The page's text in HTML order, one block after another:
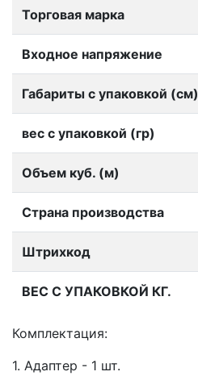
Торговая марка
Входное напряжение
Габариты с упаковкой (см)
вес с упаковкой (гр)
Объем куб. (м)
Страна производства
Штрихкод
ВЕС С УПАКОВКОЙ КГ.
Комплектация:
1. Адаптер - 1 шт.